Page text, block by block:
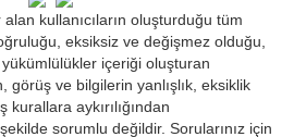
kullanıcıların oluşturduğu tüm
eksiksiz ve değişmez olduğu,
içeriği oluşturan
görüş ve bilgilerin yanlışlık, eksiklik
aykırılığından
sorumlu değildir. Sorularınız için